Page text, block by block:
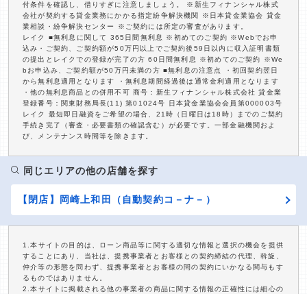
付条件を確認し、借りすぎに注意しましょう。 ※新生フィナンシャル株式
会社が契約する貸金業務にかかる指定紛争解決機関 ※日本貸金業協会 貸金
業相談・紛争解決センター ※ご契約には所定の審査があります。
レイク ■無利息に関して 365日間無利息 ※初めてのご契約 ※Webでお申
込み・ご契約、ご契約額が50万円以上でご契約後59日以内に収入証明書類
の提出とレイクでの登録が完了の方 60日間無利息 ※初めてのご契約 ※We
bお申込み、ご契約額が50万円未満の方 ■無利息の注意点 ・初回契約翌日
から無利息適用となります ・無利息期間経過後は通常金利適用となります
・他の無利息商品との併用不可 商号：新生フィナンシャル株式会社 貸金業
登録番号：関東財務局長(11) 第01024号 日本貸金業協会会員第000003号
レイク 最短即日融資をご希望の場合、21時（日曜日は18時）までのご契約
手続き完了（審査・必要書類の確認含む）が必要です。一部金融機関およ
び、メンテナンス時間等を除きます。
同じエリアの他の店舗を探す
【閉店】岡崎上和田（自動契約コ－ナ－）
1.本サイトの目的は、ローン商品等に関する適切な情報と選択の機会を提供
することにあり、当社は、提携事業者とお客様との契約締結の代理、斡旋、
仲介等の形態を問わず、提携事業者とお客様の間の契約にいかなる関与もす
るものではありません。
2.本サイトに掲載される他の事業者の商品に関する情報の正確性には細心の